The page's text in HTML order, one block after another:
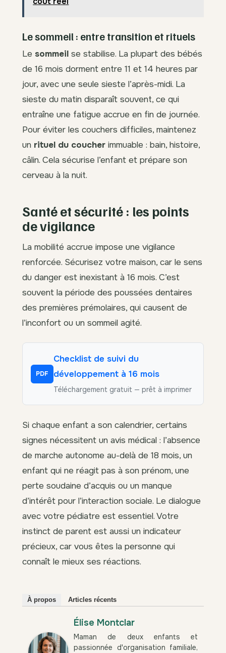
Le sommeil : entre transition et rituels
Le sommeil se stabilise. La plupart des bébés
de 16 mois dorment entre 11 et 14 heures par
jour, avec une seule sieste l’après-midi. La
sieste du matin disparaît souvent, ce qui
entraîne une fatigue accrue en fin de journée.
Pour éviter les couchers difficiles, maintenez
un rituel du coucher immuable : bain, histoire,
câlin. Cela sécurise l’enfant et prépare son
cerveau à la nuit.
Santé et sécurité : les points
de vigilance
La mobilité accrue impose une vigilance
renforcée. Sécurisez votre maison, car le sens
du danger est inexistant à 16 mois. C’est
souvent la période des poussées dentaires
des premières prémolaires, qui causent de
l’inconfort ou un sommeil agité.
PDF
Checklist de suivi du
développement à 16 mois
Téléchargement gratuit — prêt à imprimer
Si chaque enfant a son calendrier, certains
signes nécessitent un avis médical : l’absence
de marche autonome au-delà de 18 mois, un
enfant qui ne réagit pas à son prénom, une
perte soudaine d’acquis ou un manque
d’intérêt pour l’interaction sociale. Le dialogue
avec votre pédiatre est essentiel. Votre
instinct de parent est aussi un indicateur
précieux, car vous êtes la personne qui
connaît le mieux ses réactions.
À propos Articles récents
Élise Montclar
Maman de deux enfants et
passionnée d'organisation familiale,